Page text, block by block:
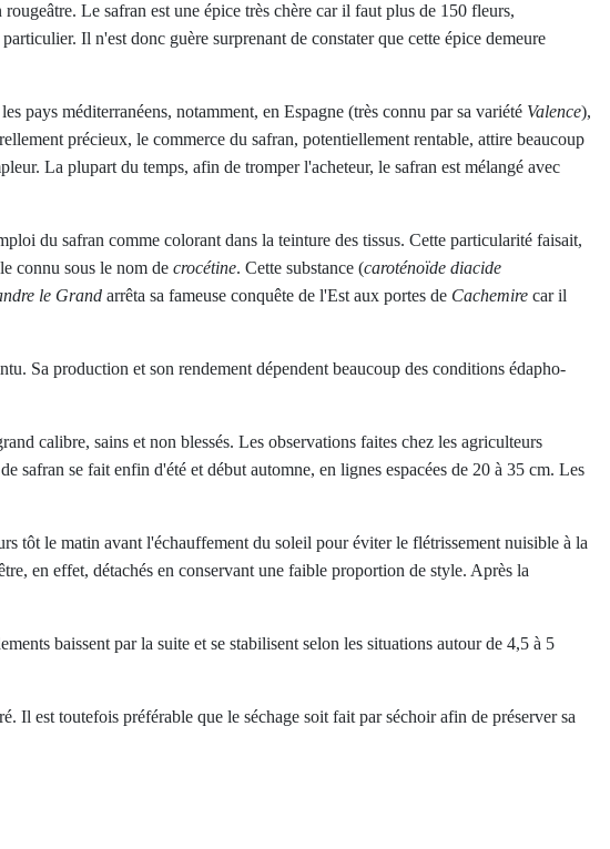
Le safran est une épice très chère car il faut plus de 150 fleurs,
Il n'est donc guère surprenant de constater que cette épice demeure
pays méditerranéens, notamment, en Espagne (très connu par sa variété Valence),
précieux, le commerce du safran, potentiellement rentable, attire beaucoup
La plupart du temps, afin de tromper l'acheteur, le safran est mélangé avec
du safran comme colorant dans la teinture des tissus. Cette particularité faisait,
connu sous le nom de crocétine. Cette substance (caroténoïde diacide
le Grand arrêta sa fameuse conquête de l'Est aux portes de Cachemire car il
Sa production et son rendement dépendent beaucoup des conditions édapho-
calibre, sains et non blessés. Les observations faites chez les agriculteurs
safran se fait enfin d'été et début automne, en lignes espacées de 20 à 35 cm. Les
tôt le matin avant l'échauffement du soleil pour éviter le flétrissement nuisible à la
en effet, détachés en conservant une faible proportion de style. Après la
baissent par la suite et se stabilisent selon les situations autour de 4,5 à 5
Il est toutefois préférable que le séchage soit fait par séchoir afin de préserver sa